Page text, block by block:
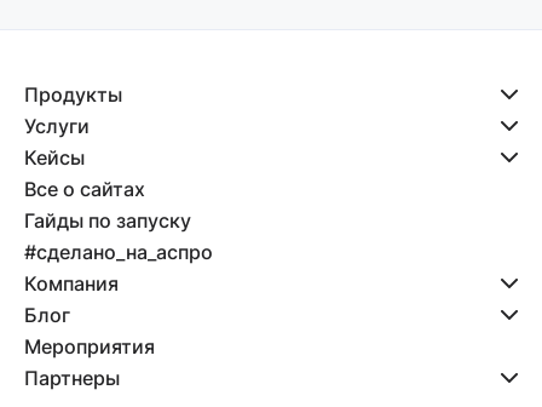
Продукты
Услуги
Кейсы
Все о сайтах
Гайды по запуску
#сделано_на_аспро
Компания
Блог
Мероприятия
Партнеры